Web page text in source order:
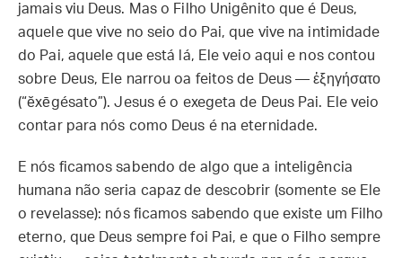
jamais viu Deus. Mas o Filho Unigênito que é Deus,
aquele que vive no seio do Pai, que vive na intimidade
do Pai, aquele que está lá, Ele veio aqui e nos contou
sobre Deus, Ele narrou oa feitos de Deus — ἐξηγήσατο
(“ĕxēgésato”). Jesus é o exegeta de Deus Pai. Ele veio
contar para nós como Deus é na eternidade.
E nós ficamos sabendo de algo que a inteligência
humana não seria capaz de descobrir (somente se Ele
o revelasse): nós ficamos sabendo que existe um Filho
eterno, que Deus sempre foi Pai, e que o Filho sempre